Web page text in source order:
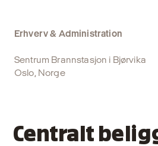
Centralt
Erhverv & Administration
Sentrum Brannstasjon i Bjørvika
Oslo, Norge